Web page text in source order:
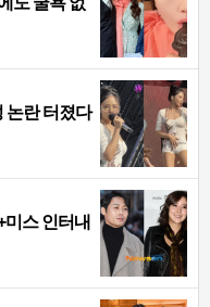
논란 터졌다
미스 인터내